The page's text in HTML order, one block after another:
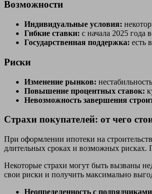
Возможности
Индивидуальные условия:
Гибкие ставки: с начала 2025 года
Государственная поддержка: есть
Риски
Изменение рынков:
Повышение процентных ставок:
Невозможность завершения
Страхи покупателей: от чего
При оформлении ипотеки на
длительных сроках и возможных рисках.
Некоторые страхи могут быть вызваны
свои риски и получить максимально
Неопределенность с